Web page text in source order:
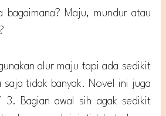
bagaimana? Maju, mundur atau
alur maju tapi ada sedikit
saja tidak banyak. Novel ini juga
3. Bagian awal sih agak sedikit